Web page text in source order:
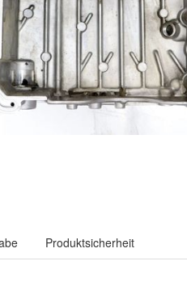
Produktsicherheit